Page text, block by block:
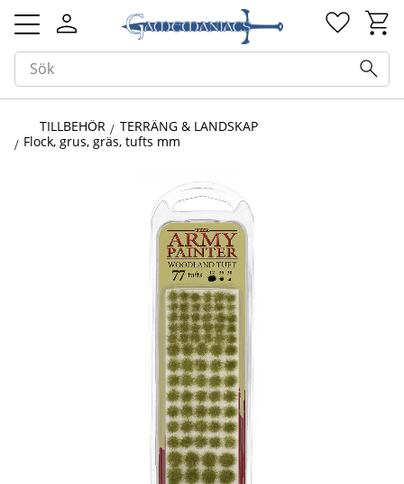
Meny
TILLBEHÖR
TERRÄNG & LANDSKAP
Flock, grus, gräs, tufts mm